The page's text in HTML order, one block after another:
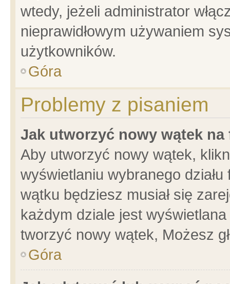
wtedy, jeżeli administrator
nieprawidłowym używaniem
użytkowników.
Góra
Problemy z pisaniem
Jak utworzyć nowy wątek na
Aby utworzyć nowy wątek,
wyświetlaniu wybranego
wątku będziesz musiał się
każdym dziale jest
tworzyć nowy wątek, Możesz
Góra